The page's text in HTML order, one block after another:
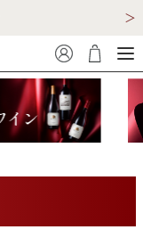
RP100
点